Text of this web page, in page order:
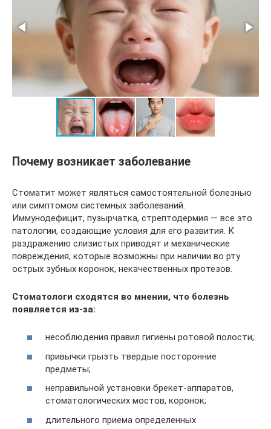
Почему возникает заболевание
Стоматит может являться самостоятельной болезнью
или симптомом системных заболеваний.
Иммунодефицит, пузырчатка, стрептодермия — все это
патологии, создающие условия для его развития. К
раздражению слизистых приводят и механические
повреждения, которые возможны при наличии во рту
острых зубных коронок, некачественных протезов.
Стоматологи сходятся во мнении, что болезнь
появляется из-за:
несоблюдения правил гигиены ротовой полости;
привычки грызть твердые посторонние
предметы;
неправильной установки брекет-аппаратов,
стоматологических мостов, коронок;
длительного приема определенных